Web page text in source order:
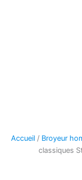
Accueil / Broyeur
classiques